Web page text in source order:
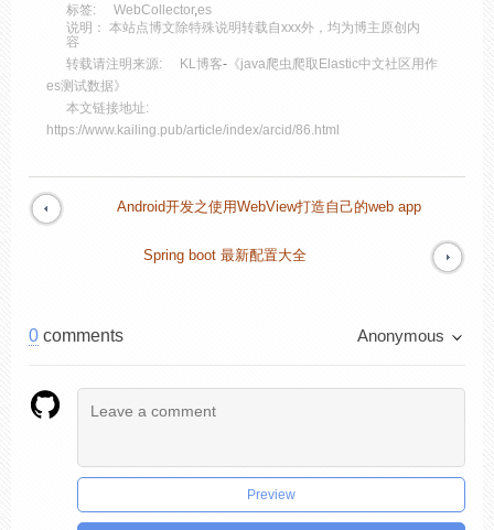
标签: WebCollector,es
说明： 本站点博文除特殊说明转载自xxx外，均为博主原创内
容
转载请注明来源:
KL博客- 《java爬虫爬取Elastic中文社区用作
es测试数据》
本文链接地址:
https://www.kailing.pub/article/index/arcid/86.html
Android开发之使用WebView打造自己的web app
Spring boot 最新配置大全
0 comments Anonymous
Preview